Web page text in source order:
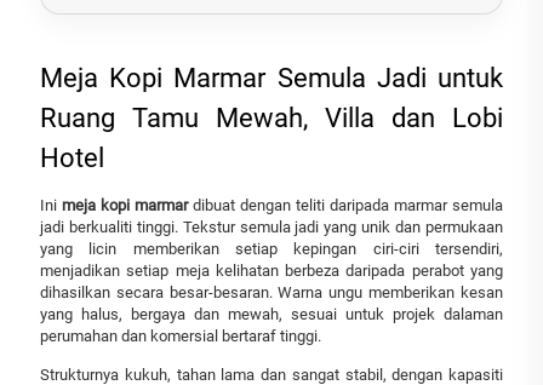
Meja Kopi Marmar Semula Jadi untuk
Ruang Tamu Mewah, Villa dan Lobi
Hotel
Ini meja kopi marmar dibuat dengan teliti daripada marmar semula
jadi berkualiti tinggi. Tekstur semula jadi yang unik dan permukaan
yang licin memberikan setiap kepingan ciri-ciri tersendiri,
menjadikan setiap meja kelihatan berbeza daripada perabot yang
dihasilkan secara besar-besaran. Warna ungu memberikan kesan
yang halus, bergaya dan mewah, sesuai untuk projek dalaman
perumahan dan komersial bertaraf tinggi.
Strukturnya kukuh, tahan lama dan sangat stabil, dengan kapasiti